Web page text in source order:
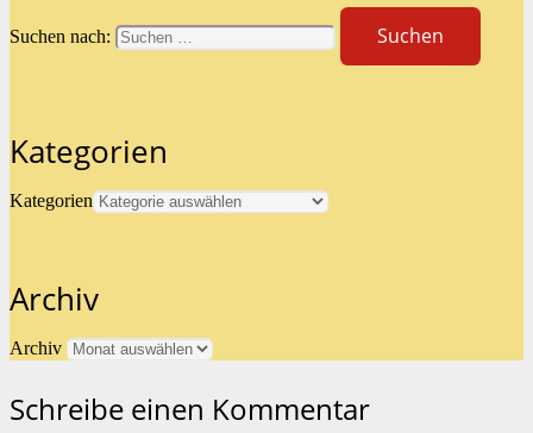
Suchen nach:
Kategorien
Kategorien
Archiv
Archiv
Schreibe einen Kommentar